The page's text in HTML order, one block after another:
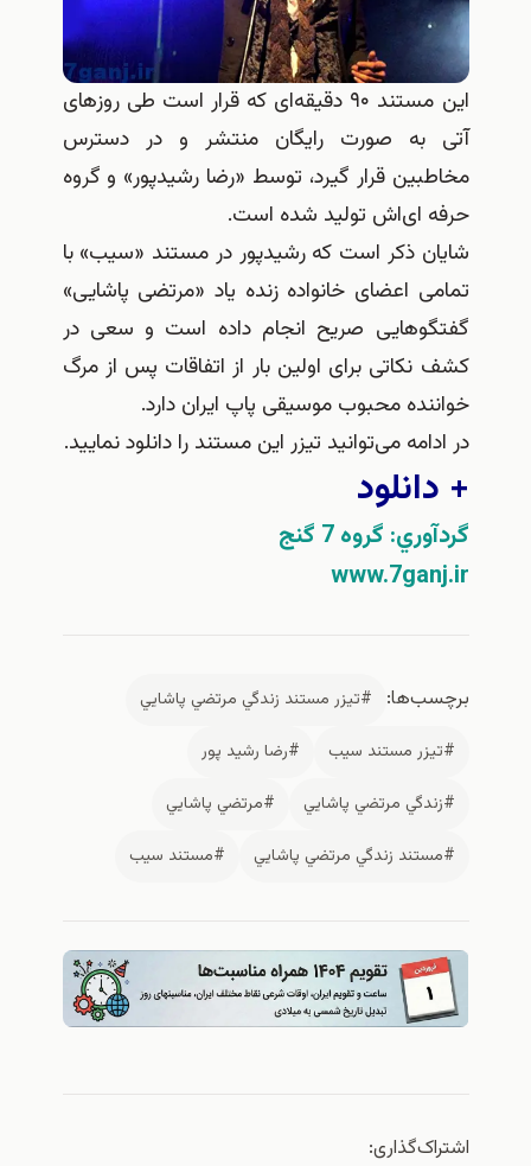
این مستند ۹۰ دقیقه‌ای که قرار است طی روزهای
آتی به صورت رایگان منتشر و در دسترس
مخاطبین قرار گیرد، توسط «رضا رشیدپور» و گروه
حرفه ای‌اش تولید شده است.
شایان ذکر است که رشیدپور در مستند «سیب» با
تمامی اعضای خانواده زنده یاد «مرتضی پاشایی»
گفتگوهایی صریح انجام داده است و سعی در
کشف نکاتی برای اولین بار از اتفاقات پس از مرگ
خواننده محبوب موسیقی پاپ ایران دارد.
در ادامه می‌توانید تیزر این مستند را دانلود نمایید.
+ دانلود
گردآوري: گروه 7 گنج
www.7ganj.ir
برچسب‌ها:
#تيزر مستند زندگي مرتضي پاشايي
#تيزر مستند سيب
#رضا رشيد پور
#زندگي مرتضي پاشايي
#مرتضي پاشايي
#مستند زندگي مرتضي پاشايي
#مستند سيب
اشتراک‌گذاری: